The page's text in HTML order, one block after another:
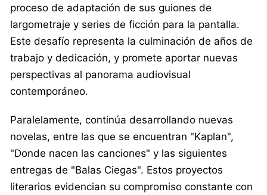
proceso de adaptación de sus guiones de
largometraje y series de ficción para la pantalla.
Este desafío representa la culminación de años de
trabajo y dedicación, y promete aportar nuevas
perspectivas al panorama audiovisual
contemporáneo.
Paralelamente, continúa desarrollando nuevas
novelas, entre las que se encuentran "Kaplan",
"Donde nacen las canciones" y las siguientes
entregas de "Balas Ciegas". Estos proyectos
literarios evidencian su compromiso constante con